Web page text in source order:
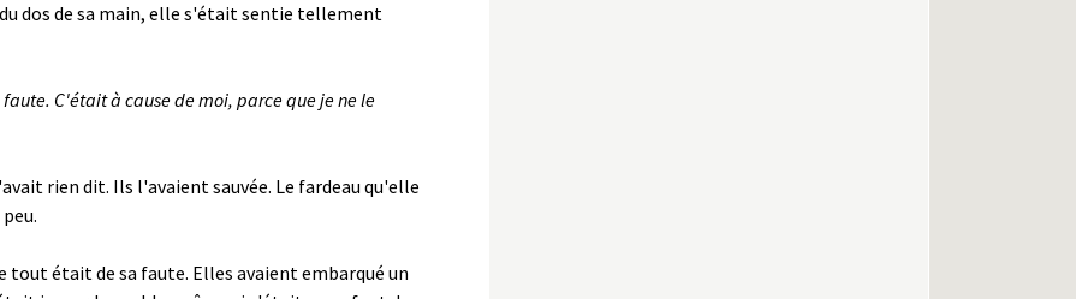
dos de sa main, elle s'était sentie tellement
C'était à cause de moi, parce que je ne le
rien dit. Ils l'avaient sauvée. Le fardeau qu'elle
était de sa faute. Elles avaient embarqué un